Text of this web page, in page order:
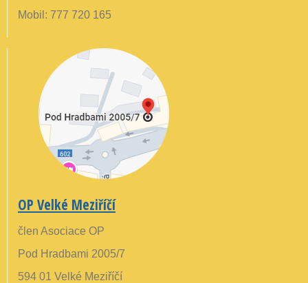
Mobil: 777 720 165
OP Velké Meziříčí
člen Asociace OP
Pod Hradbami 2005/7
594 01 Velké Meziříčí